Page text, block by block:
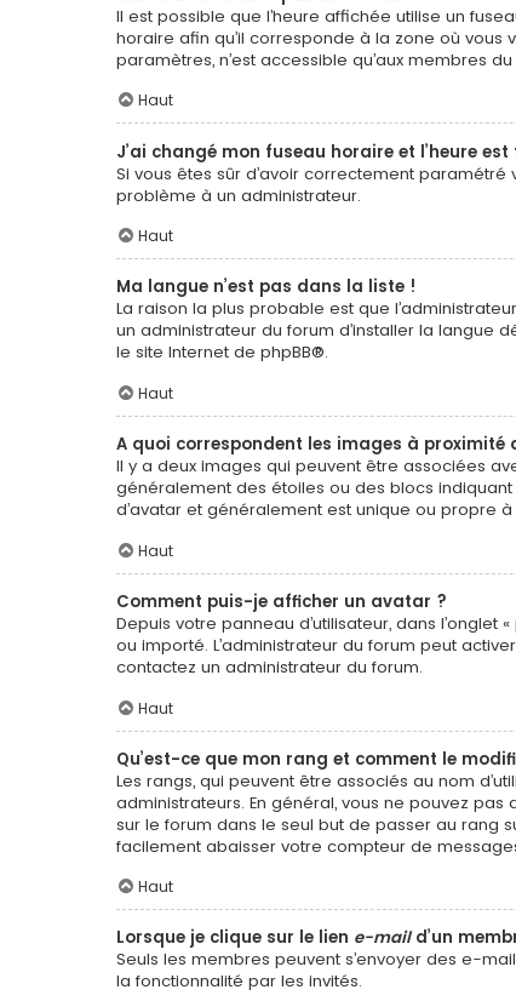
Il est possible que l’heure affichée utilise un
horaire afin qu’il corresponde à la zone où vous
paramètres, n’est accessible qu’aux membres
Haut
J’ai changé mon fuseau horaire et l’heure
Si vous êtes sûr d’avoir correctement
problème à un administrateur.
Haut
Ma langue n’est pas dans la liste !
La raison la plus probable est que
un administrateur du forum d’installer la langue
le site Internet de phpBB®.
Haut
A quoi correspondent les images à proximité
Il y a deux images qui peuvent être associées
généralement des étoiles ou des blocs
d’avatar et généralement est unique ou propre
Haut
Comment puis-je afficher un avatar ?
Depuis votre panneau d’utilisateur, dans
ou importé. L’administrateur du forum peut
contactez un administrateur du forum.
Haut
Qu’est-ce que mon rang et comment le
Les rangs, qui peuvent être associés au nom
administrateurs. En général, vous ne pouvez
sur le forum dans le seul but de passer au rang
facilement abaisser votre compteur de
Haut
Lorsque je clique sur le lien e-maild’un
Seuls les membres peuvent s’envoyer des e-
la fonctionnalité par les invités.